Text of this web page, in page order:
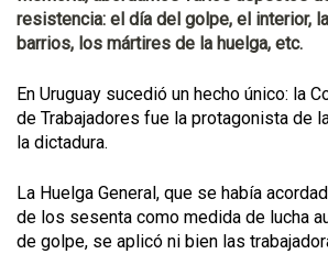
resistencia: el día del golpe, el interior,
barrios, los mártires de la huelga, etc.
En Uruguay sucedió un hecho único: la
de Trabajadores fue la protagonista de
la dictadura.
La Huelga General, que se había
de los sesenta como medida de lucha
de golpe, se aplicó ni bien las